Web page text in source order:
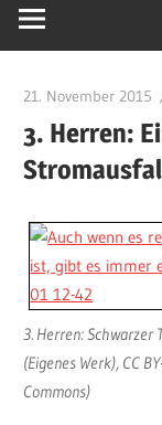
21. November 2015
3. Herren:
3. Herren: Schwarzer
(Eigenes Werk), CC
Commons)